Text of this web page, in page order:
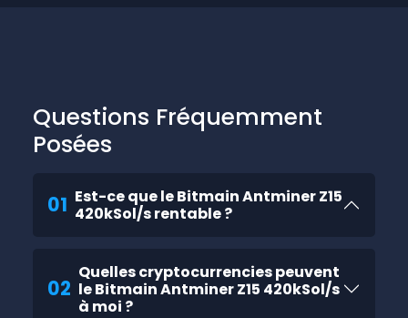
Questions Fréquemment
Posées
01 Est-ce que le Bitmain Antminer Z15
420kSol/s rentable ?
02
Quelles cryptocurrencies peuvent
le Bitmain Antminer Z15 420kSol/s
à moi ?